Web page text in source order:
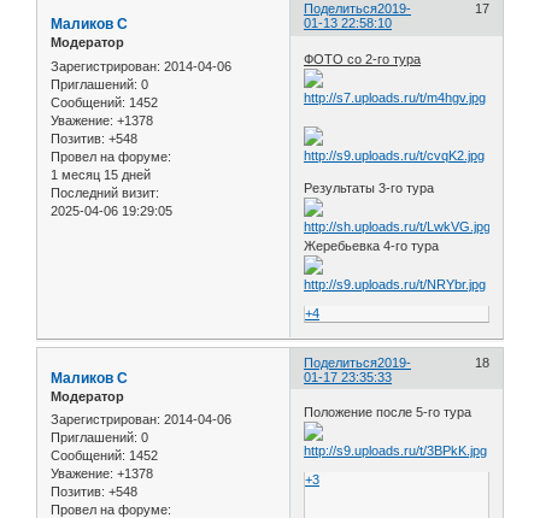
Поделиться 17
2019-
01-13 22:58:10
Маликов С
Модератор
Зарегистрирован: 2014-04-06
Приглашений: 0
Сообщений: 1452
Уважение: +1378
Позитив: +548
Провел на форуме:
1 месяц 15 дней
Последний визит:
2025-04-06 19:29:05
ФОТО со 2-го тура
Результаты 3-го тура
Жеребьевка 4-го тура
+4
Поделиться 18
2019-
01-17 23:35:33
Маликов С
Модератор
Зарегистрирован: 2014-04-06
Приглашений: 0
Сообщений: 1452
Уважение: +1378
Позитив: +548
Провел на форуме:
Положение после 5-го тура
+3